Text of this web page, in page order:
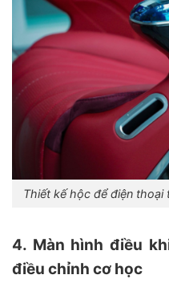
Thiết kế hộc để điện thoại
4. Màn hình điều
điều chỉnh cơ học